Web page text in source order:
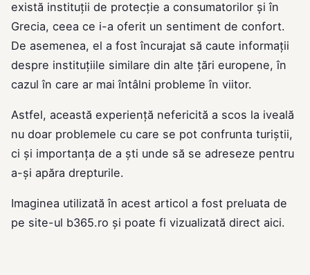
există instituții de protecție a consumatorilor și în
Grecia, ceea ce i-a oferit un sentiment de confort.
De asemenea, el a fost încurajat să caute informații
despre instituțiile similare din alte țări europene, în
cazul în care ar mai întâlni probleme în viitor.
Astfel, această experiență nefericită a scos la iveală
nu doar problemele cu care se pot confrunta turiștii,
ci și importanța de a ști unde să se adreseze pentru
a-și apăra drepturile.
Imaginea utilizată în acest articol a fost preluata de
pe site-ul b365.ro și poate fi vizualizată direct aici.